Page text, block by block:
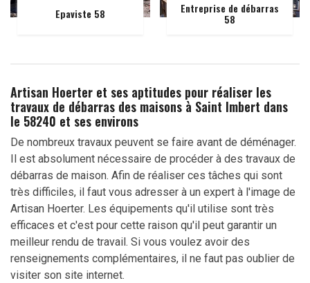
Epaviste 58 Entreprise de débarras
58
Artisan Hoerter et ses aptitudes pour réaliser les
travaux de débarras des maisons à Saint Imbert dans
le 58240 et ses environs
De nombreux travaux peuvent se faire avant de déménager.
Il est absolument nécessaire de procéder à des travaux de
débarras de maison. Afin de réaliser ces tâches qui sont
très difficiles, il faut vous adresser à un expert à l'image de
Artisan Hoerter. Les équipements qu'il utilise sont très
efficaces et c'est pour cette raison qu'il peut garantir un
meilleur rendu de travail. Si vous voulez avoir des
renseignements complémentaires, il ne faut pas oublier de
visiter son site internet.